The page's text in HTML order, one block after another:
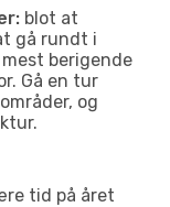
blot at
gå rundt i
berigende
Gå en tur
og
tid på året